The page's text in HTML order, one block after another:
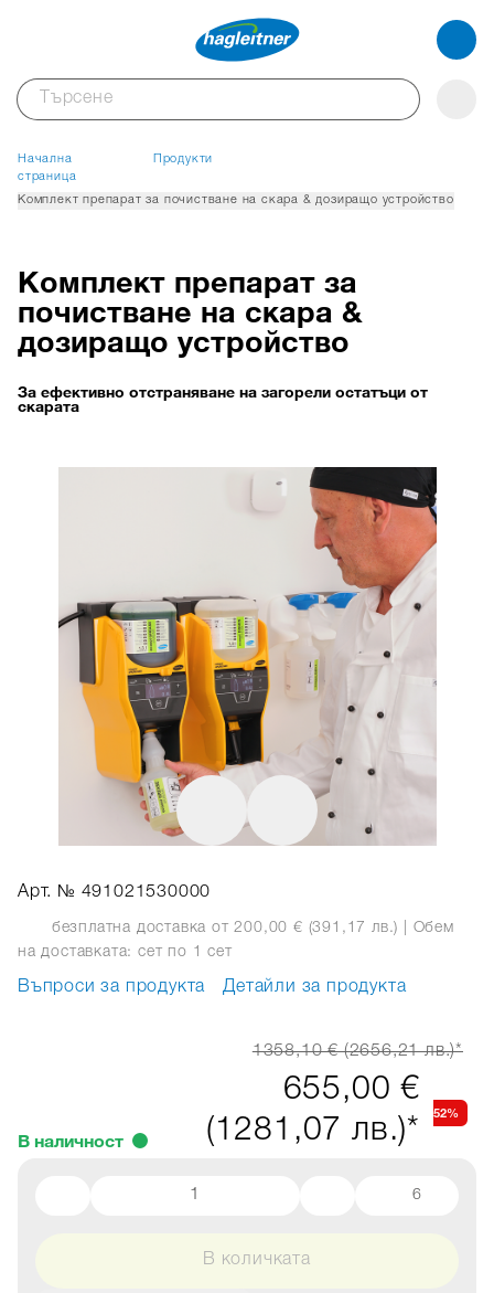
Начална
страница
Продукти
Комплект препарат за почистване на скара & дозиращо устройство
Комплект препарат за
почистване на скара &
дозиращо устройство
За ефективно отстраняване на загорели остатъци от
скарата
Арт. № 491021530000
безплатна доставка от 200,00 € (391,17 лв.) | Обем
на доставката: сет по 1 сет
Въпроси за продукта Детайли за продукта
В наличност
1358,10 € (2656,21 лв.)*
655,00 €
(1281,07 лв.)*
52%
6
В количката